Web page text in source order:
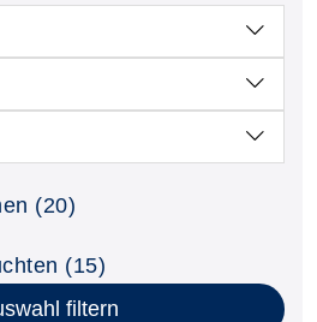
(20)
(15)
filtern